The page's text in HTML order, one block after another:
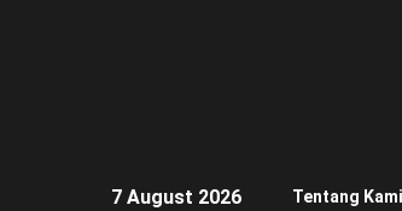
7 August 2026 Tentang Kami